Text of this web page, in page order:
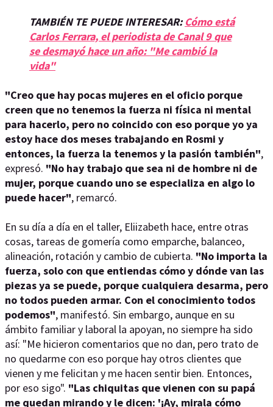
TAMBIÉN TE PUEDE INTERESAR:Cómo está
Carlos Ferrara, el periodista de Canal 9 que
se desmayó hace un año: "Me cambió la
vida"
"Creo que hay pocas mujeres en el oficio porque
creen que no tenemos la fuerza ni física ni mental
para hacerlo, pero no coincido con eso porque yo ya
estoy hace dos meses trabajando en Rosmi y
entonces, la fuerza la tenemos y la pasión también",
expresó. "No hay trabajo que sea ni de hombre ni de
mujer, porque cuando uno se especializa en algo lo
puede hacer", remarcó.
En su día a día en el taller, Eliizabeth hace, entre otras
cosas, tareas de gomería como emparche, balanceo,
alineación, rotación y cambio de cubierta. "No importa la
fuerza, solo con que entiendas cómo y dónde van las
piezas ya se puede, porque cualquiera desarma, pero
no todos pueden armar. Con el conocimiento todos
podemos", manifestó. Sin embargo, aunque en su
ámbito familiar y laboral la apoyan, no siempre ha sido
así: "Me hicieron comentarios que no dan, pero trato de
no quedarme con eso porque hay otros clientes que
vienen y me felicitan y me hacen sentir bien. Entonces,
por eso sigo". "Las chiquitas que vienen con su papá
me quedan mirando y le dicen: '¡Ay, mirala cómo